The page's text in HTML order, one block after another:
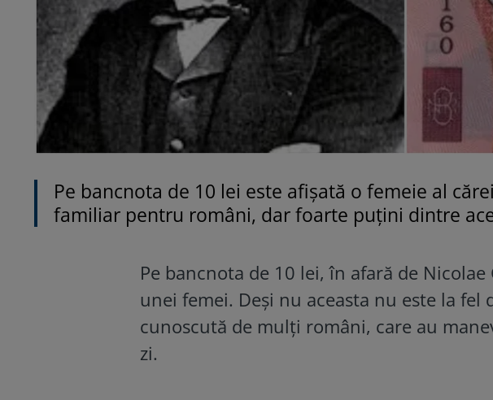
Pe bancnota de 10 lei este afișată o femeie al
familiar pentru români, dar foarte puțini dintre
Pe bancnota de 10 lei, în afară de
unei femei. Deși nu aceasta nu este la fel
cunoscută de mulți români, care au
zi.